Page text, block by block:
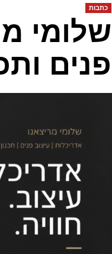
כתבות
שלומי
פנים